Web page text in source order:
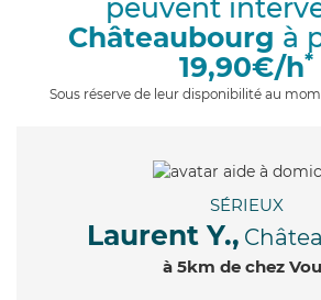
peuvent
Châteaubourg à
19,90€/h*
Sous réserve de leur disponibilité au
SÉRIEUX
Laurent Y.,
à 5km de chez